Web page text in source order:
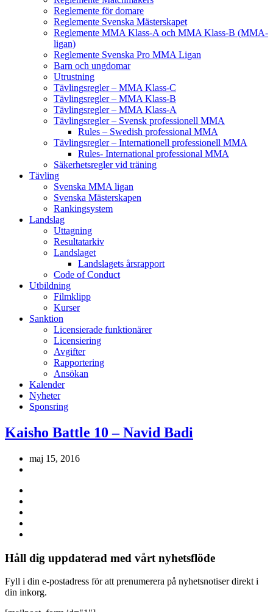
Reglemente för domare
Reglemente Svenska Mästerskapet
Reglemente MMA Klass-A och MMA Klass-B (MMA-
ligan)
Reglemente Svenska Pro MMA Ligan
Barn och ungdomar
Utrustning
Tävlingsregler – MMA Klass-C
Tävlingsregler – MMA Klass-B
Tävlingsregler – MMA Klass-A
Tävlingsregler – Svensk professionell MMA
Rules – Swedish professional MMA
Tävlingsregler – Internationell professionell MMA
Rules- International professional MMA
Säkerhetsregler vid träning
Tävling
Svenska MMA ligan
Svenska Mästerskapen
Rankingsystem
Landslag
Uttagning
Resultatarkiv
Landslaget
Landslagets årsrapport
Code of Conduct
Utbildning
Filmklipp
Kurser
Sanktion
Licensierade funktionärer
Licensiering
Avgifter
Rapportering
Ansökan
Kalender
Nyheter
Sponsring
Kaisho Battle 10 – Navid Badi
maj 15, 2016
Håll dig uppdaterad med vårt nyhetsflöde
Fyll i din e-postadress för att prenumerera på nyhetsnotiser direkt i
din inkorg.